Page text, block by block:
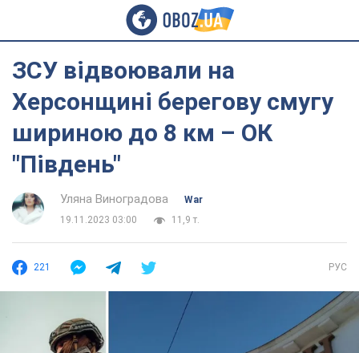
ЗСУ відвоювали на
Херсонщині берегову смугу
шириною до 8 км – ОК
"Південь"
Уляна Виноградова
War
19.11.2023 03:00
11,9 т.
221 РУС